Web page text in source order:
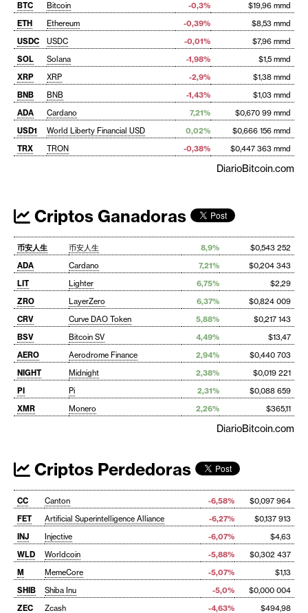
BTC
Bitcoin -0,3%
$19,96 mmd
ETH
Ethereum -0,39%
$8,53 mmd
USDC
USDC -0,01%
$7,96 mmd
SOL
Solana -1,98%
$1,5 mmd
XRP
XRP -2,9%
$1,38 mmd
BNB
BNB -1,43%
$1,03 mmd
ADA
Cardano 7,21%
$0,670 99 mmd
USD1
World Liberty Financial USD 0,02%
$0,666 156 mmd
TRX
TRON -0,38% $0,447 363 mmd
DiarioBitcoin.com
Criptos Ganadoras
币安人生 币安人生 8,9%
$0,543 252
ADA
Cardano 7,21%
$0,204 343
LIT
Lighter 6,75%
$2,29
ZRO
LayerZero 6,37%
$0,824 009
CRV
Curve DAO Token 5,88%
$0,217 143
BSV
Bitcoin SV 4,49%
$13,47
AERO
Aerodrome Finance 2,94%
$0,440 703
NIGHT
Midnight 2,38%
$0,019 221
PI
Pi 2,31%
$0,088 659
XMR
Monero 2,26% $365,11
DiarioBitcoin.com
Criptos Perdedoras
CC Canton -6,58%
$0,097 964
FET
Artificial Superintelligence Alliance -6,27%
$0,137 913
INJ
Injective -6,07%
$4,63
WLD
Worldcoin -5,88%
$0,302 437
M
MemeCore -5,07%
$1,13
SHIB
Shiba Inu -5,0%
$0,000 004
ZEC
Zcash -4,63% $494,98